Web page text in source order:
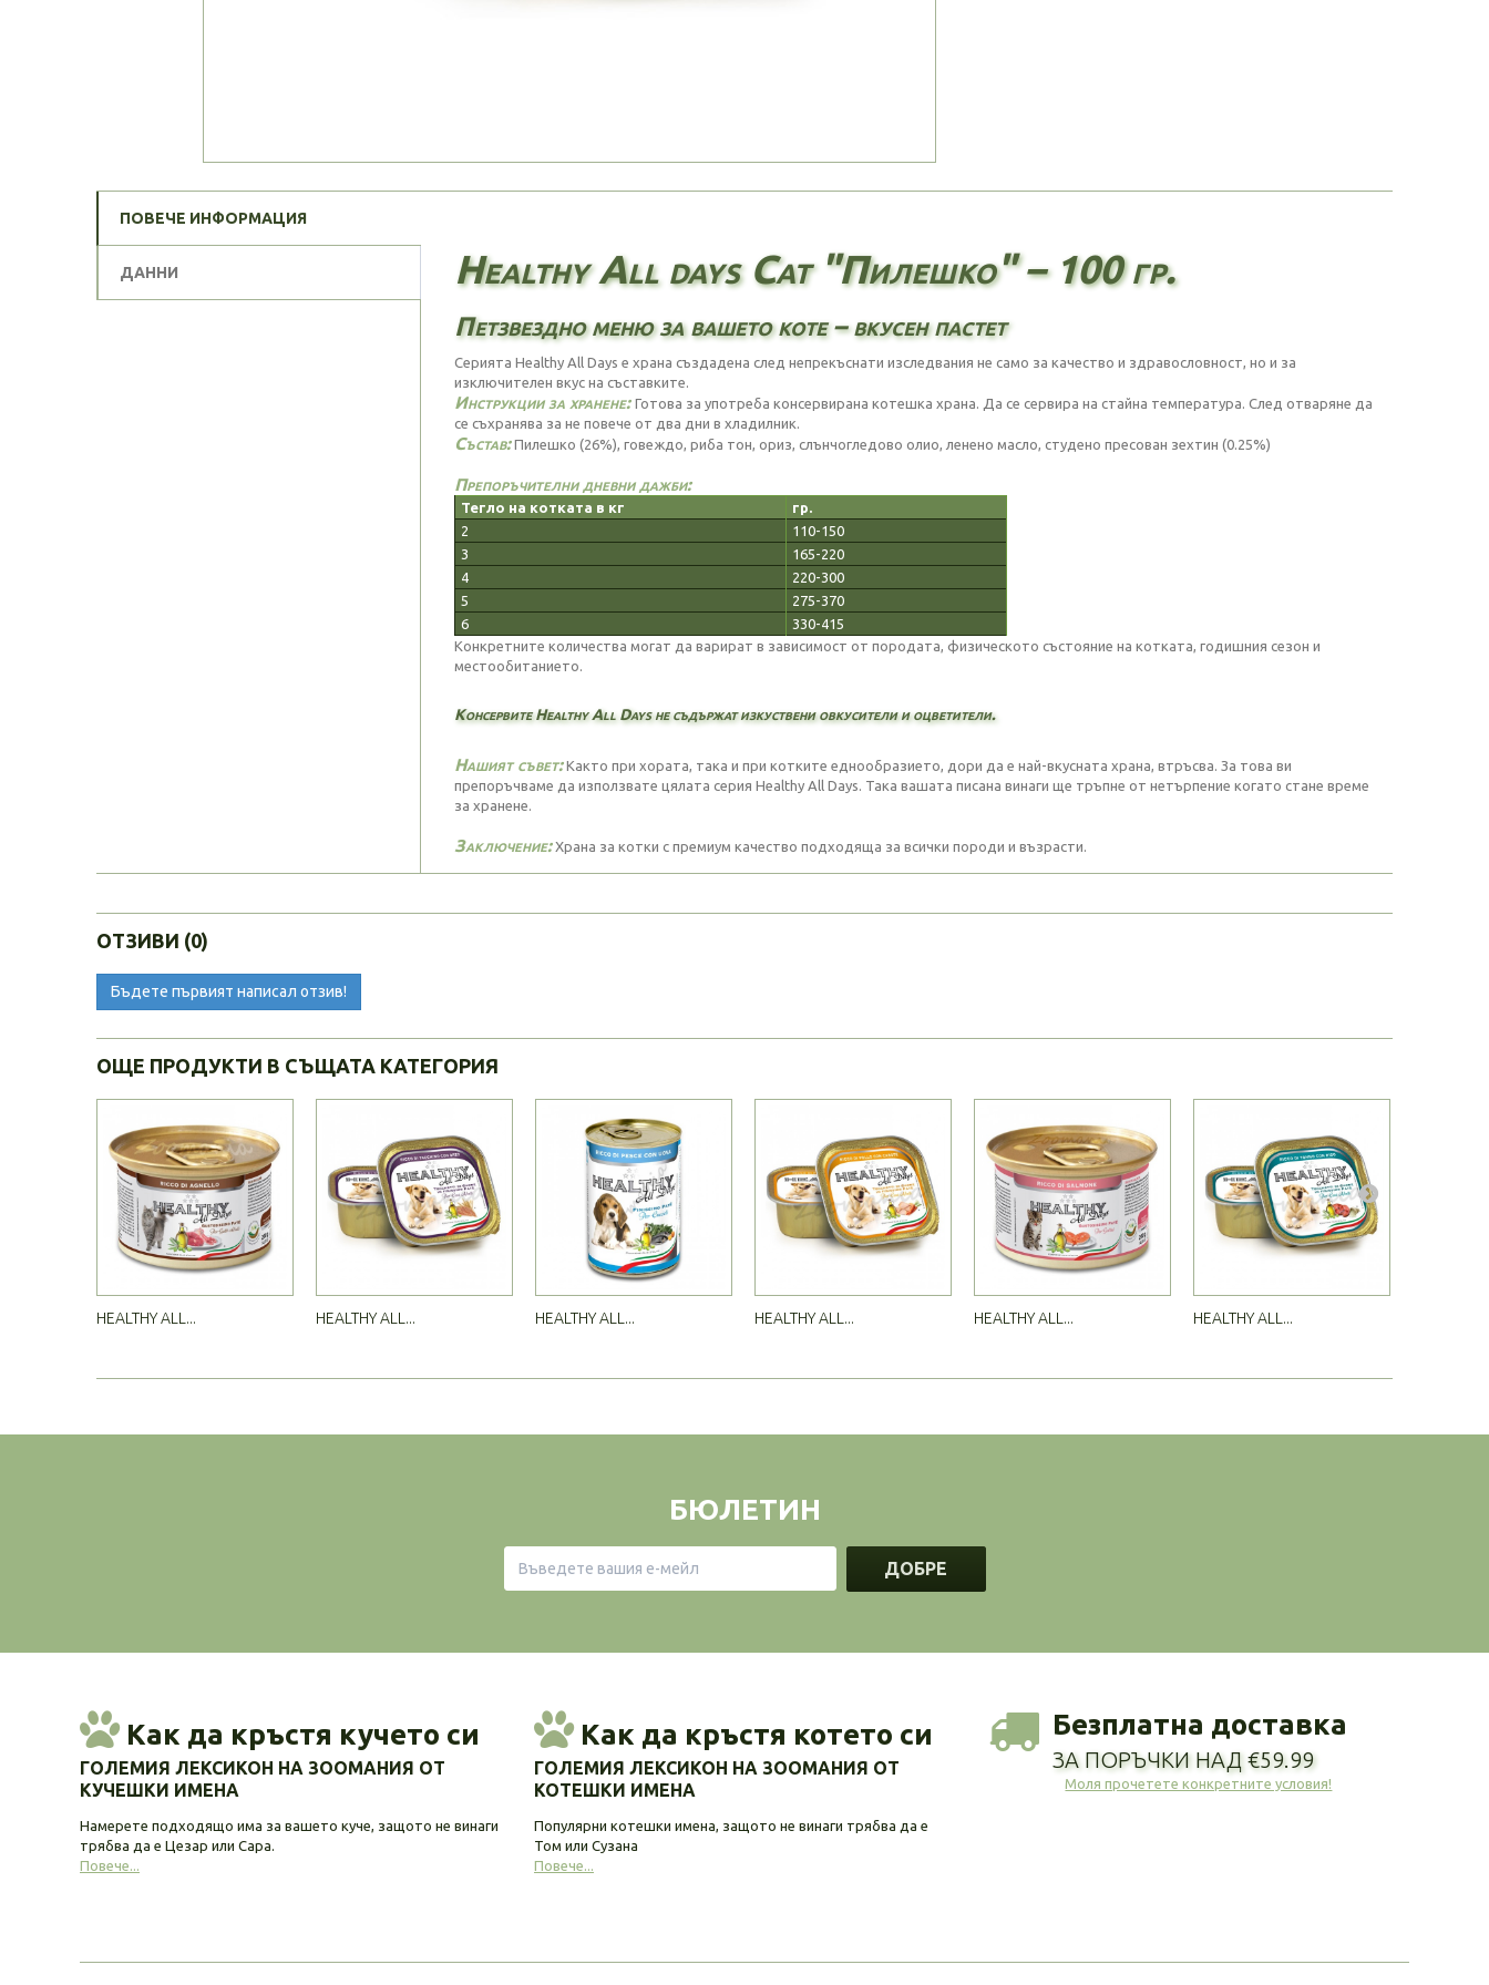
ПОВЕЧЕ ИНФОРМАЦИЯ
ДАННИ Healthy All days Cat "Пилешко" – 100 гр.
Петзвездно меню за вашето коте – вкусен пастет
Серията Healthy All Days е храна създадена след непрекъснати изследвания не само за качество и здравословност, но и за
изключителен вкус на съставките.
Инструкции за хранене: Готова за употреба консервирана котешка храна. Да се сервира на стайна температура. След отваряне да
се съхранява за не повече от два дни в хладилник.
Състав:Пилешко (26%), говеждо, риба тон, ориз, слънчогледово олио, ленено масло, студено пресован зехтин (0.25%)
Препоръчителни дневни дажби:
Тегло на котката в кг
гр.
2
110-150
3
165-220
4
220-300
5
275-370
6
330-415
Конкретните количества могат да варират в зависимост от породата, физическото състояние на котката, годишния сезон и
местообитанието.
Консервите Healthy All Days не съдържат изкуствени овкусители и оцветители.
Нашият съвет:Както при хората, така и при котките еднообразието, дори да е най-вкусната храна, втръсва. За това ви
препоръчваме да използвате цялата серия Healthy All Days. Така вашата писана винаги ще тръпне от нетърпение когато стане време
за хранене.
Заключение:Храна за котки с премиум качество подходяща за всички породи и възрасти.
ОТЗИВИ (0)
Бъдете първият написал отзив!
ОЩЕ ПРОДУКТИ В СЪЩАТА КАТЕГОРИЯ
HEALTHY ALL... HEALTHY ALL... HEALTHY ALL... HEALTHY ALL... HEALTHY ALL... HEALTHY ALL...
БЮЛЕТИН
ДОБРЕ
Как да кръстя кучето си
ГОЛЕМИЯ ЛЕКСИКОН НА ЗООМАНИЯ ОТ
КУЧЕШКИ ИМЕНА
Намерете подходящо има за вашето куче, защото не винаги
трябва да е Цезар или Сара.
Повече...
Как да кръстя котето си
ГОЛЕМИЯ ЛЕКСИКОН НА ЗООМАНИЯ ОТ
КОТЕШКИ ИМЕНА
Популярни котешки имена, защото не винаги трябва да е
Том или Сузана
Повече...
Безплатна доставка
ЗА ПОРЪЧКИ НАД €59.99
Моля прочетете конкретните условия!